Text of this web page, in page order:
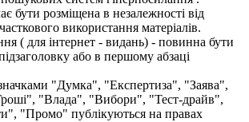
бути розміщена в незалежності від
використання матеріалів.
( для інтернет - видань) - повинна бути
або в першому абзаці
"Думка", "Експертиза", "Заява",
"Влада", "Вибори", "Тест-драйв",
"Промо" публікуються на правах